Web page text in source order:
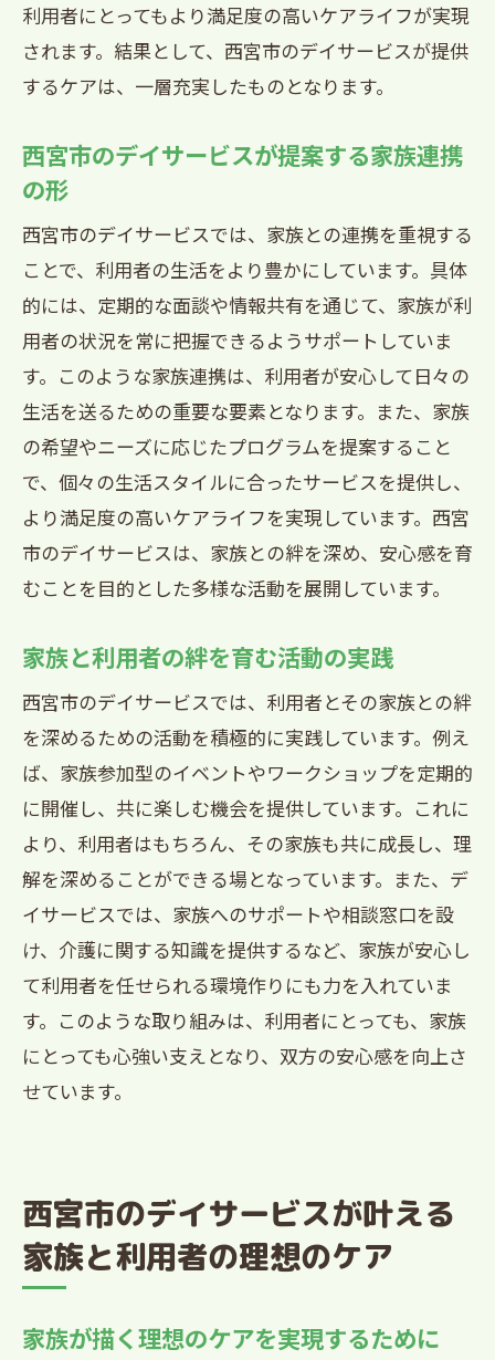
利用者にとってもより満足度の高いケアライフが実現
されます。結果として、西宮市のデイサービスが提供
するケアは、一層充実したものとなります。
西宮市のデイサービスが提案する家族連携
の形
西宮市のデイサービスでは、家族との連携を重視する
ことで、利用者の生活をより豊かにしています。具体
的には、定期的な面談や情報共有を通じて、家族が利
用者の状況を常に把握できるようサポートしていま
す。このような家族連携は、利用者が安心して日々の
生活を送るための重要な要素となります。また、家族
の希望やニーズに応じたプログラムを提案すること
で、個々の生活スタイルに合ったサービスを提供し、
より満足度の高いケアライフを実現しています。西宮
市のデイサービスは、家族との絆を深め、安心感を育
むことを目的とした多様な活動を展開しています。
家族と利用者の絆を育む活動の実践
西宮市のデイサービスでは、利用者とその家族との絆
を深めるための活動を積極的に実践しています。例え
ば、家族参加型のイベントやワークショップを定期的
に開催し、共に楽しむ機会を提供しています。これに
より、利用者はもちろん、その家族も共に成長し、理
解を深めることができる場となっています。また、デ
イサービスでは、家族へのサポートや相談窓口を設
け、介護に関する知識を提供するなど、家族が安心し
て利用者を任せられる環境作りにも力を入れていま
す。このような取り組みは、利用者にとっても、家族
にとっても心強い支えとなり、双方の安心感を向上さ
せています。
西宮市のデイサービスが叶える
家族と利用者の理想のケア
家族が描く理想のケアを実現するために